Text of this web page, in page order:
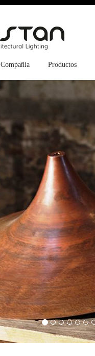
Compañía Productos